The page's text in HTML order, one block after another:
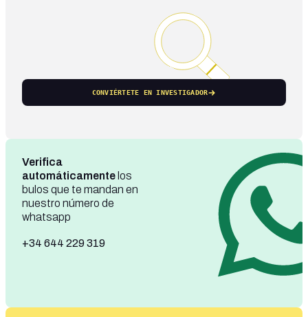
CONVIÉRTETE EN INVESTIGADOR
Verifica
automáticamente los
bulos que te mandan en
nuestro número de
whatsapp
+34 644 229 319